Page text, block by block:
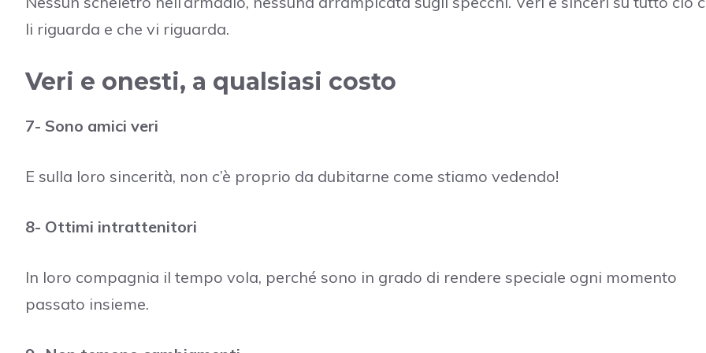
li riguarda e che vi riguarda.
Veri e onesti, a qualsiasi costo
7- Sono amici veri
E sulla loro sincerità, non c’è proprio da dubitarne come stiamo vedendo!
8- Ottimi intrattenitori
In loro compagnia il tempo vola, perché sono in grado di rendere speciale ogni momento
passato insieme.